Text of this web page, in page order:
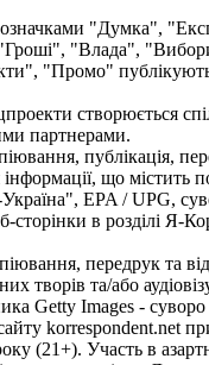
"Думка",
"Влада",
"Промо"
створюється
партнерами.
публікація,
що містить
EPA / UPG,
сторінки в розділі Я-
передрук та
творів та/або
Getty Images - суворо
korrespondent.net
(21+). Участь в